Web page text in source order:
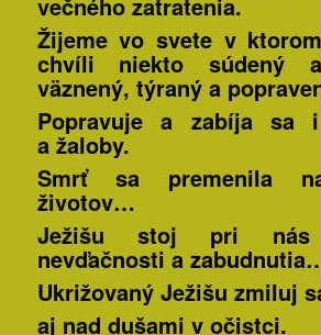
Žijeme vo svete v
chvíli niekto súdený
väznený, týraný a
Popravuje a zabíja sa
a žaloby.
Smrť sa premenila
životov…
Ježišu stoj pri
nevďačnosti a
Ukrižovaný Ježišu zmiluj
aj nad dušami v očistci.